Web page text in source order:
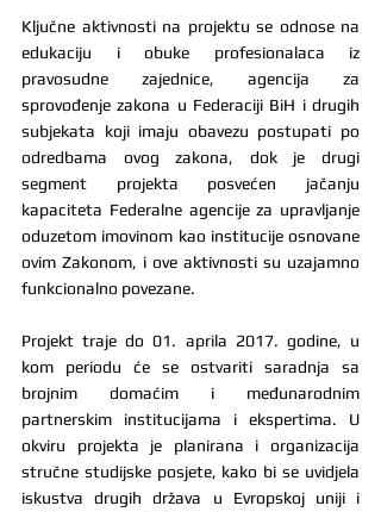
Ključne aktivnosti na projektu se odnose na
edukaciju i obuke profesionalaca iz
pravosudne zajednice, agencija za
sprovođenje zakona u Federaciji BiH i drugih
subjekata koji imaju obavezu postupati po
odredbama ovog zakona, dok je drugi
segment projekta posvećen jačanju
kapaciteta Federalne agencije za upravljanje
oduzetom imovinom kao institucije osnovane
ovim Zakonom, i ove aktivnosti su uzajamno
funkcionalno povezane.
Projekt traje do 01. aprila 2017. godine, u
kom periodu će se ostvariti saradnja sa
brojnim domaćim i međunarodnim
partnerskim institucijama i ekspertima. U
okviru projekta je planirana i organizacija
stručne studijske posjete, kako bi se uvidjela
iskustva drugih država u Evropskoj uniji i